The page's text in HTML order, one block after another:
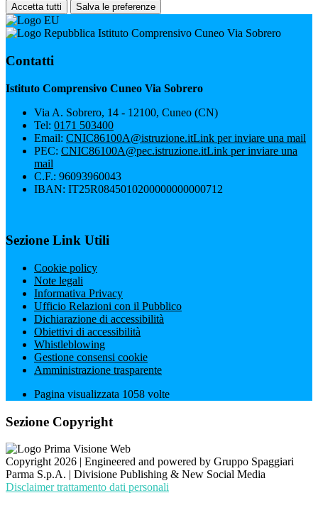
Accetta tutti Salva le preferenze
Istituto Comprensivo Cuneo Via Sobrero
Contatti
Istituto Comprensivo Cuneo Via Sobrero
Via A. Sobrero, 14 - 12100, Cuneo (CN)
Tel: 0171 503400
Email: CNIC86100A@istruzione.itLink per inviare una mail
PEC: CNIC86100A@pec.istruzione.itLink per inviare una
mail
C.F.: 96093960043
IBAN: IT25R0845010200000000000712
Sezione Link Utili
Cookie policy
Note legali
Informativa Privacy
Ufficio Relazioni con il Pubblico
Dichiarazione di accessibilità
Obiettivi di accessibilità
Whistleblowing
Gestione consensi cookie
Amministrazione trasparente
Pagina visualizzata 1058 volte
Sezione Copyright
Copyright 2026 | Engineered and powered by Gruppo Spaggiari
Parma S.p.A. | Divisione Publishing & New Social Media
Disclaimer trattamento dati personali